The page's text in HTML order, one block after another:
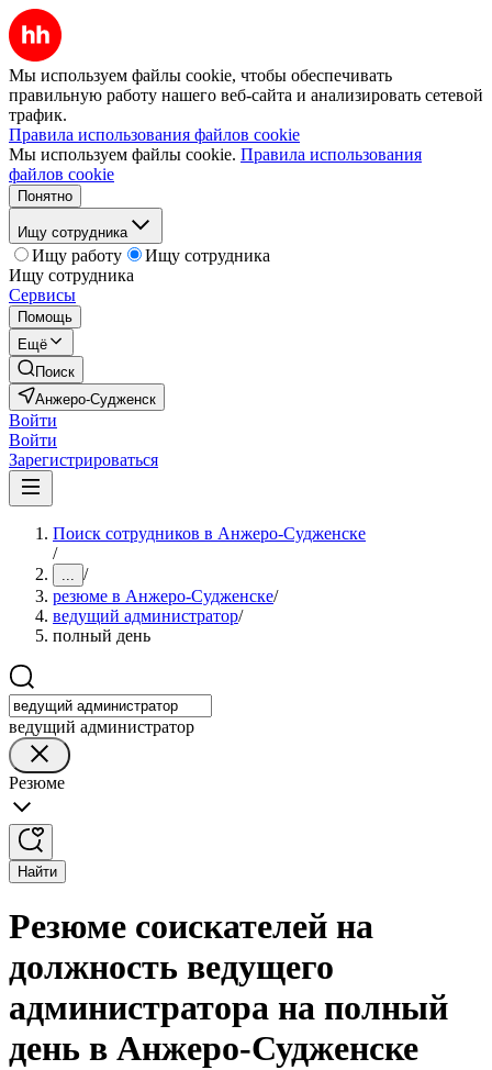
Мы используем файлы cookie, чтобы обеспечивать
правильную работу нашего веб-сайта и анализировать сетевой
трафик.
Правила использования файлов cookie
Мы используем файлы cookie. Правила использования
файлов cookie
Понятно
Ищу сотрудника
Ищу работу
Ищу сотрудника
Ищу сотрудника
Сервисы
Помощь
Ещё
Поиск
Анжеро-Судженск
Войти
Войти
Зарегистрироваться
Поиск сотрудников в Анжеро-Судженске
/
... /
резюме в Анжеро-Судженске/
ведущий администратор/
полный день
ведущий администратор
Резюме
Найти
Резюме соискателей на
должность ведущего
администратора на полный
день в Анжеро-Судженске